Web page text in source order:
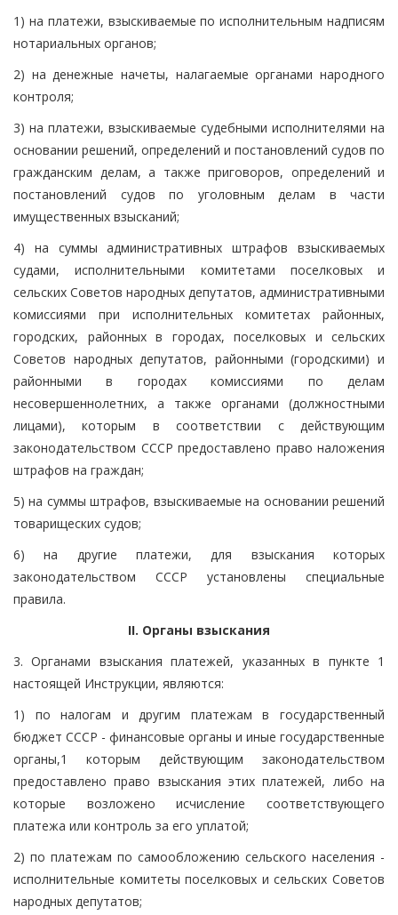
1) на платежи, взыскиваемые по исполнительным надписям
нотариальных органов;
2) на денежные начеты, налагаемые органами народного
контроля;
3) на платежи, взыскиваемые судебными исполнителями на
основании решений, определений и постановлений судов по
гражданским делам, а также приговоров, определений и
постановлений судов по уголовным делам в части
имущественных взысканий;
4) на суммы административных штрафов взыскиваемых
судами, исполнительными комитетами поселковых и
сельских Советов народных депутатов, административными
комиссиями при исполнительных комитетах районных,
городских, районных в городах, поселковых и сельских
Советов народных депутатов, районными (городскими) и
районными в городах комиссиями по делам
несовершеннолетних, а также органами (должностными
лицами), которым в соответствии с действующим
законодательством СССР предоставлено право наложения
штрафов на граждан;
5) на суммы штрафов, взыскиваемые на основании решений
товарищеских судов;
6) на другие платежи, для взыскания которых
законодательством СССР установлены специальные
правила.
II. Органы взыскания
3. Органами взыскания платежей, указанных в пункте 1
настоящей Инструкции, являются:
1) по налогам и другим платежам в государственный
бюджет СССР - финансовые органы и иные государственные
органы,1 которым действующим законодательством
предоставлено право взыскания этих платежей, либо на
которые возложено исчисление соответствующего
платежа или контроль за его уплатой;
2) по платежам по самообложению сельского населения -
исполнительные комитеты поселковых и сельских Советов
народных депутатов;